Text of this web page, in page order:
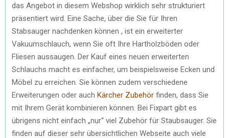
das Angebot in diesem Webshop wirklich sehr strukturiert
präsentiert wird. Eine Sache, über die Sie für Ihren
Stabsauger nachdenken können , ist ein erweiterter
Vakuumschlauch, wenn Sie oft Ihre Hartholzböden oder
Fliesen aussaugen. Der Kauf eines neuen erweiterten
Schlauchs macht es einfacher, um beispielsweise Ecken und
Möbel zu erreichen. Sie können zudem verschiedene
Erweiterungen oder auch Kärcher Zubehör finden, dass Sie
mit Ihrem Gerät kombinieren können. Bei Fixpart gibt es
übrigens nicht einfach „nur“ viel Zubehör für Staubsauger. Sie
finden auf dieser sehr übersichtlichen Webseite auch viele